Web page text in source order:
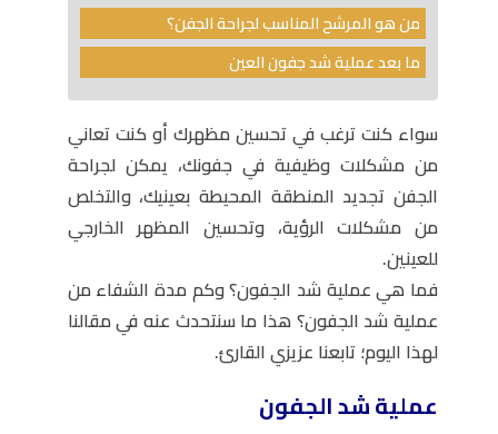
من هو المرشح المناسب لجراحة الجفن؟
ما بعد عملية شد جفون العين
سواء كنت ترغب في تحسين مظهرك أو كنت تعاني
من مشكلات وظيفية في جفونك، يمكن لجراحة
الجفن تجديد المنطقة المحيطة بعينيك، والتخلص
من مشكلات الرؤية، وتحسين المظهر الخارجي
للعينين.
فما هي عملية شد الجفون؟ وكم مدة الشفاء من
عملية شد الجفون؟ هذا ما سنتحدث عنه في مقالنا
لهذا اليوم؛ تابعنا عزيزي القارئ.
عملية شد الجفون